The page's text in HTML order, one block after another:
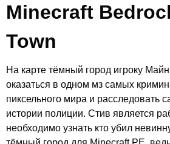
Minecraft
Town
На карте тёмный город игроку
оказаться в одном мз самых
пиксельного мира и расследовать
истории полиции. Стив является
необходимо узнать кто убил